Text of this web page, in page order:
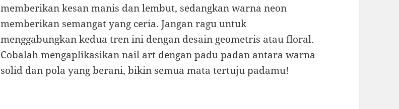
memberikan kesan manis dan lembut, sedangkan warna neon
memberikan semangat yang ceria. Jangan ragu untuk
menggabungkan kedua tren ini dengan desain geometris atau floral.
Cobalah mengaplikasikan nail art dengan padu padan antara warna
solid dan pola yang berani, bikin semua mata tertuju padamu!